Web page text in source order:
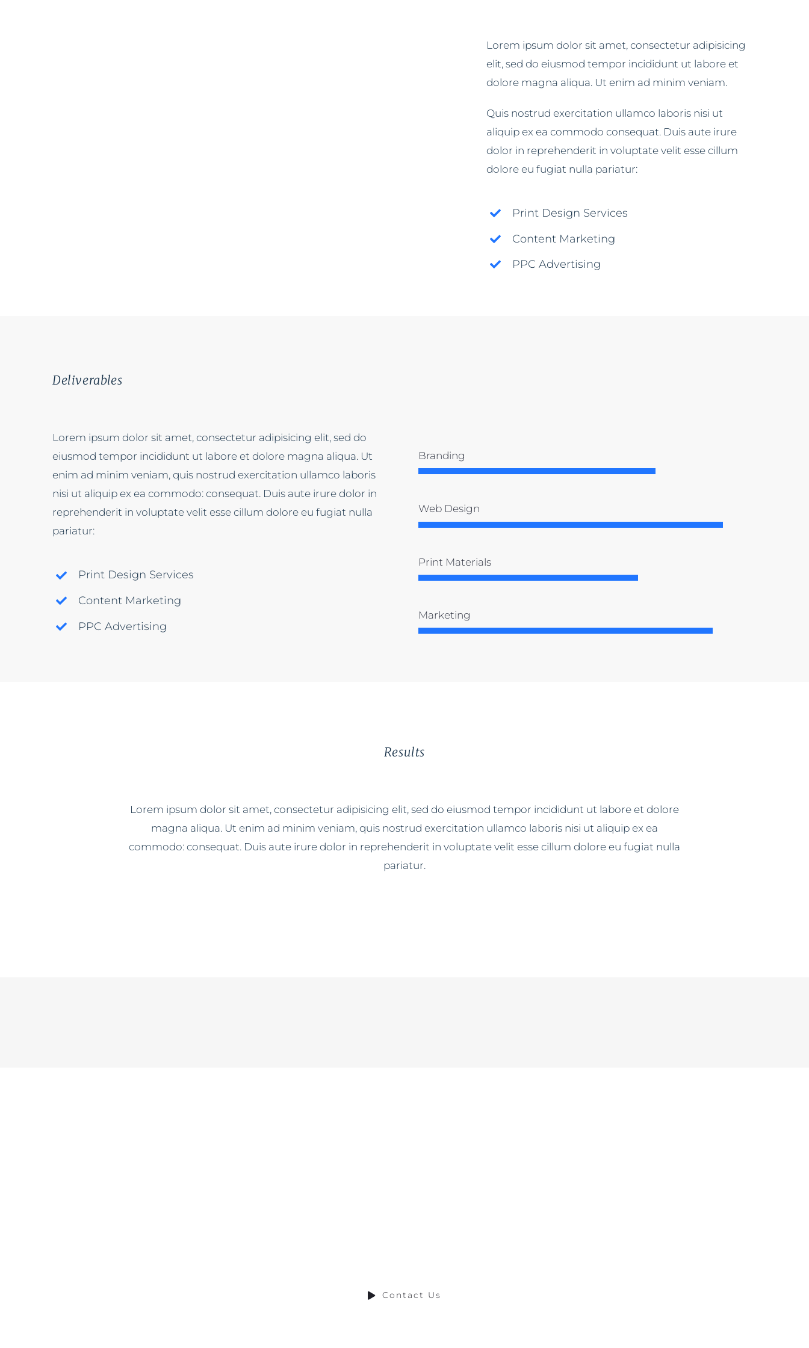
Lorem ipsum dolor sit amet, consectetur adipisicing
elit, sed do eiusmod tempor incididunt ut labore et
dolore magna aliqua. Ut enim ad minim veniam.
Quis nostrud exercitation ullamco laboris nisi ut
aliquip ex ea commodo consequat. Duis aute irure
dolor in reprehenderit in voluptate velit esse cillum
dolore eu fugiat nulla pariatur:
Print Design Services
Content Marketing
PPC Advertising
Deliverables
Lorem ipsum dolor sit amet, consectetur adipisicing elit, sed do
eiusmod tempor incididunt ut labore et dolore magna aliqua. Ut
enim ad minim veniam, quis nostrud exercitation ullamco laboris
nisi ut aliquip ex ea commodo: consequat. Duis aute irure dolor in
reprehenderit in voluptate velit esse cillum dolore eu fugiat nulla
pariatur:
Print Design Services
Content Marketing
PPC Advertising
Branding
Web Design
Print Materials
Marketing
Results
Lorem ipsum dolor sit amet, consectetur adipisicing elit, sed do eiusmod tempor incididunt ut labore et dolore
magna aliqua. Ut enim ad minim veniam, quis nostrud exercitation ullamco laboris nisi ut aliquip ex ea
commodo: consequat. Duis aute irure dolor in reprehenderit in voluptate velit esse cillum dolore eu fugiat nulla
pariatur.
Contact Us